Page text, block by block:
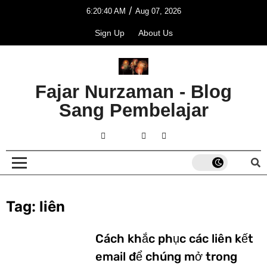
6:20:40 AM / Aug 07, 2026
Sign Up About Us
Fajar Nurzaman - Blog
Sang Pembelajar
Tag: liên
Cách khắc phục các liên kết
email để chúng mở trong